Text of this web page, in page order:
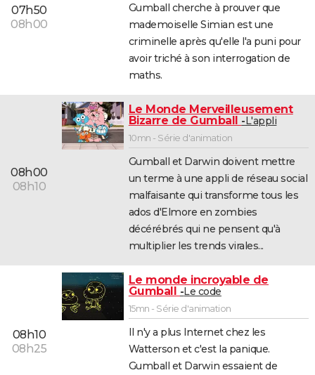
07h50
08h00
Gumball cherche à prouver que
mademoiselle Simian est une
criminelle après qu'elle l'a puni pour
avoir triché à son interrogation de
maths.
08h00
08h10
Le Monde Merveilleusement
Bizarre de Gumball
L'appli
10mn - Série d'animation
Gumball et Darwin doivent mettre
un terme à une appli de réseau social
malfaisante qui transforme tous les
ados d'Elmore en zombies
décérébrés qui ne pensent qu'à
multiplier les trends virales...
08h10
08h25
Le monde incroyable de
Gumball
Le code
15mn - Série d'animation
Il n'y a plus Internet chez les
Watterson et c'est la panique.
Gumball et Darwin essaient de